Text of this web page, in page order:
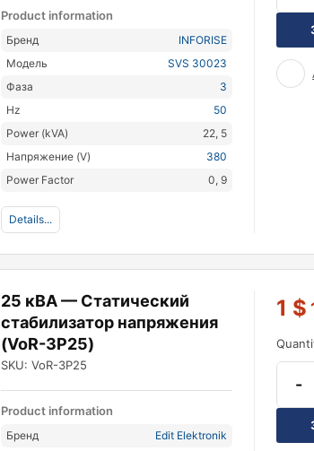
Product information
Бренд
INFORISE
Модель
SVS 30023
Фаза
3
Hz
50
Power (kVA)
22, 5
Напряжение (V)
380
Power Factor
0, 9
Details...
25 кВА — Статический
стабилизатор напряжения
(VoR-3P25)
SKU: VoR-3P25
Product information
Бренд
Edit Elektronik
1 $
-